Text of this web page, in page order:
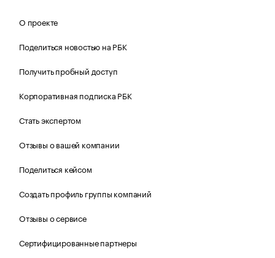
О проекте
Поделиться новостью на РБК
Получить пробный доступ
Корпоративная подписка РБК
Стать экспертом
Отзывы о вашей компании
Поделиться кейсом
Создать профиль группы компаний
Отзывы о сервисе
Сертифицированные партнеры